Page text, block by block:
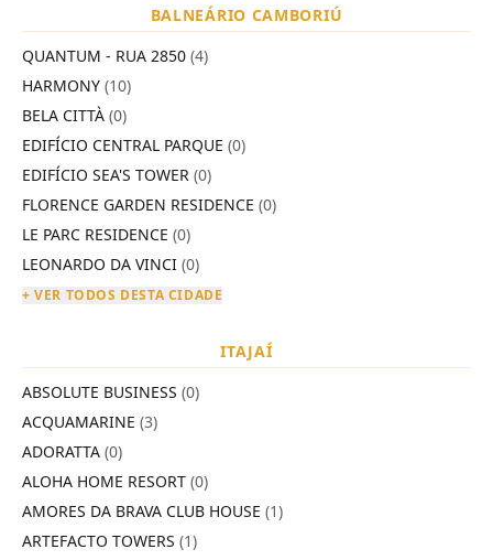
BALNEÁRIO CAMBORIÚ
QUANTUM - RUA 2850 (4)
HARMONY (10)
BELA CITTÀ (0)
EDIFÍCIO CENTRAL PARQUE (0)
EDIFÍCIO SEA'S TOWER (0)
FLORENCE GARDEN RESIDENCE (0)
LE PARC RESIDENCE (0)
LEONARDO DA VINCI (0)
+ VER TODOS DESTA CIDADE
ITAJAÍ
ABSOLUTE BUSINESS (0)
ACQUAMARINE (3)
ADORATTA (0)
ALOHA HOME RESORT (0)
AMORES DA BRAVA CLUB HOUSE (1)
ARTEFACTO TOWERS (1)